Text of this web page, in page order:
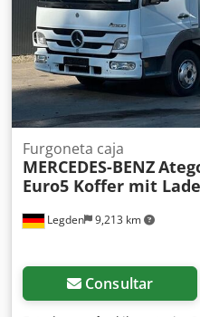
Legden 9,213 km
Furgoneta caja
MERCEDES-BENZ
Euro5 Koffer mit
Consultar